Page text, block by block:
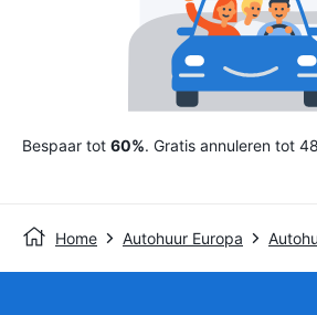
Bespaar tot 60%. Gratis annuleren tot
Home Autohuur Europa